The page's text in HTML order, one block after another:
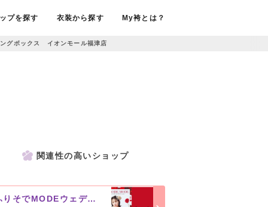
プを探す 衣装から探す My袴とは？
グボックス イオンモール福津店
関連性の高いショップ
ふりそでMODEウェディングボックス 福岡PARCO店